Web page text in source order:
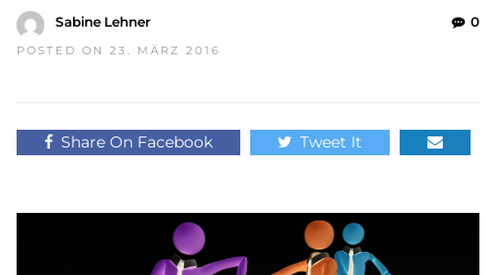
Sabine Lehner
POSTED ON 23. MÄRZ 2016
0
Share On Facebook Tweet It